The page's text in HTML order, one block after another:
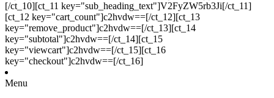
[/ct_10][ct_11 key="sub_heading_text"]V2FyZW5rb3Ji[/ct_11]
[ct_12 key="cart_count"]c2hvdw==[/ct_12][ct_13
key="remove_product"]c2hvdw==[/ct_13][ct_14
key="subtotal"]c2hvdw==[/ct_14][ct_15
key="viewcart"]c2hvdw==[/ct_15][ct_16
key="checkout"]c2hvdw==[/ct_16]
Menu